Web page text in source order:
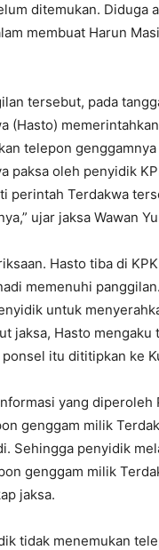
ditemukan. Diduga
membuat Harun
tersebut, pada
(Hasto)
telepon genggamnya
paksa oleh penyidik
perintah Terdakwa
ujar jaksa Wawan
Hasto tiba di
memenuhi
untuk
jaksa, Hasto mengaku
itu dititipkan ke
yang diperoleh
genggam milik
Sehingga penyidik
genggam milik
jaksa.
tidak menemukan